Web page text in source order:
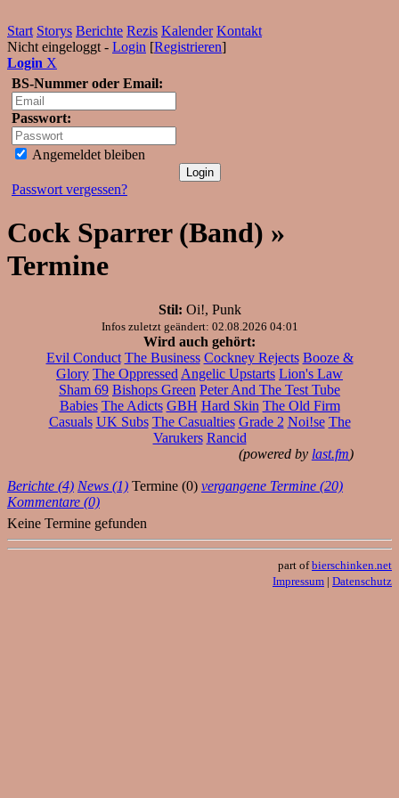
Start Storys Berichte Rezis Kalender Kontakt
Nicht eingeloggt - Login [Registrieren]
Login X
BS-Nummer oder Email:
Passwort:
Angemeldet bleiben
Passwort vergessen?
Cock Sparrer (Band) »
Termine
Stil: Oi!, Punk
Infos zuletzt geändert: 02.08.2026 04:01
Wird auch gehört:
Evil Conduct The Business Cockney Rejects Booze &
Glory The Oppressed Angelic Upstarts Lion's Law
Sham 69 Bishops Green Peter And The Test Tube
Babies The Adicts GBH Hard Skin The Old Firm
Casuals UK Subs The Casualties Grade 2 Noi!se The
Varukers Rancid
(powered by last.fm)
Berichte (4) News (1) Termine (0) vergangene Termine (20)
Kommentare (0)
Keine Termine gefunden
part ofbierschinken.net
Impressum | Datenschutz